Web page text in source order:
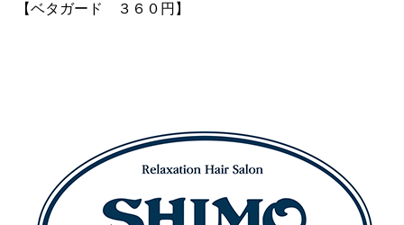
【ベタガード ３６０円】